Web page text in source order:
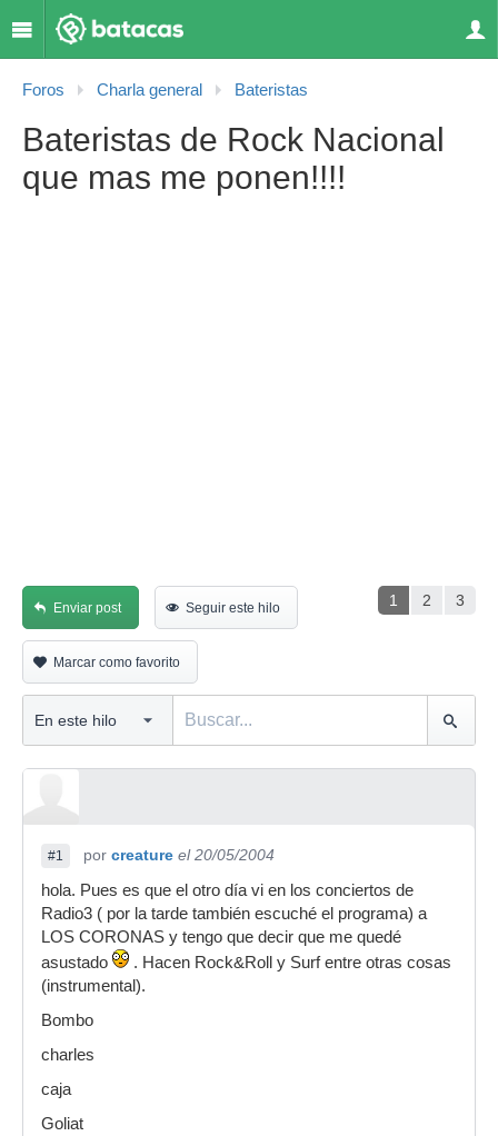
Foros Charla general Bateristas
Bateristas de Rock Nacional
que mas me ponen!!!!
1 2 3
Enviar post Seguir este hilo
Marcar como favorito
#1 por creature el 20/05/2004
hola. Pues es que el otro día vi en los conciertos de
Radio3 ( por la tarde también escuché el programa) a
LOS CORONAS y tengo que decir que me quedé
asustado
. Hacen Rock&Roll y Surf entre otras cosas
(instrumental).
Bombo
charles
caja
Goliat